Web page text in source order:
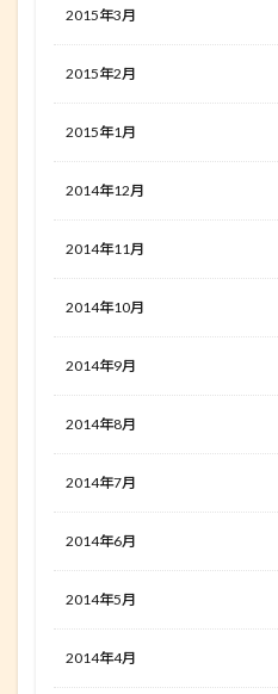
2015年3月
2015年2月
2015年1月
2014年12月
2014年11月
2014年10月
2014年9月
2014年8月
2014年7月
2014年6月
2014年5月
2014年4月